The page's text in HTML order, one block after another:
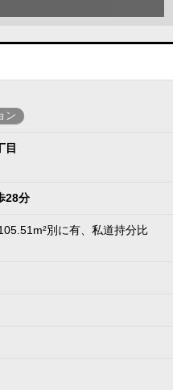
ン
目
28分
別に有、私道持分比